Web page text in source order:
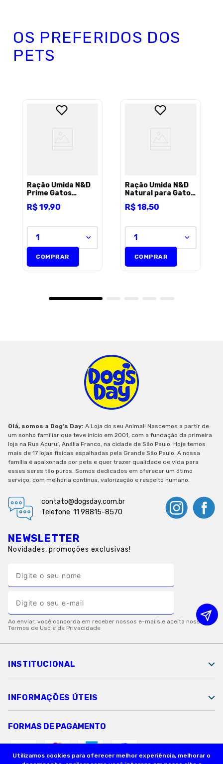
Utilizamos cookies para oferecer melhor experiência, melhorar o
OS PREFERIDOS DOS
PETS
Ração Úmida N&D
Prime Gatos
Romã 70 g
R$19,90
1
COMPRAR
Ração Úmida N&D
Natural para Gatos
R$ 18,50
1
COMPRAR
Olá, somos a Dog’s Day: A Loja do seu Animal! Nascemos a partir de
um sonho familiar que teve início em 2001, com a fundação da primeira
loja na Rua Acuruí, Anália Franco, na cidade de São Paulo. Hoje temos
mais de 17 lojas físicas espalhadas pela Grande São Paulo. A nossa
família é apaixonada por pets e quer trazer qualidade de vida para
esses seres tão puros. Somos dedicados em oferecer um ótimo
serviço, com melhoria contínua, valorização e respeito humano.
contato@dogsday.com.br
Telefone: 11 98815-8570
NEWSLETTER
Novidades, promoções exclusivas!
INSTITUCIONAL
INFORMAÇÕES ÚTEIS
FORMAS DE PAGAMENTO